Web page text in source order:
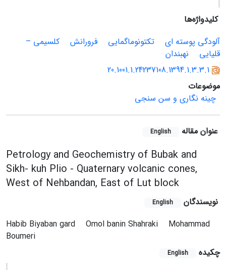
کلیدواژه‌ها
آلودگی پوسته ای
تکتونوماگمایی فرورانش
کلسیمی –
قلیایی
نهبندان
20.1001.1.24237108.1394.1.3.3.1
موضوعات
چینه نگاری و سن سنجی
عنوان مقاله English
Petrology and Geochemistry of Bubak and
Sikh- kuh Plio - Quaternary volcanic cones,
West of Nehbandan, East of Lut block
نویسندگان English
Habib Biyaban gard Omol banin Shahraki
Mohammad
Boumeri
چکیده
English